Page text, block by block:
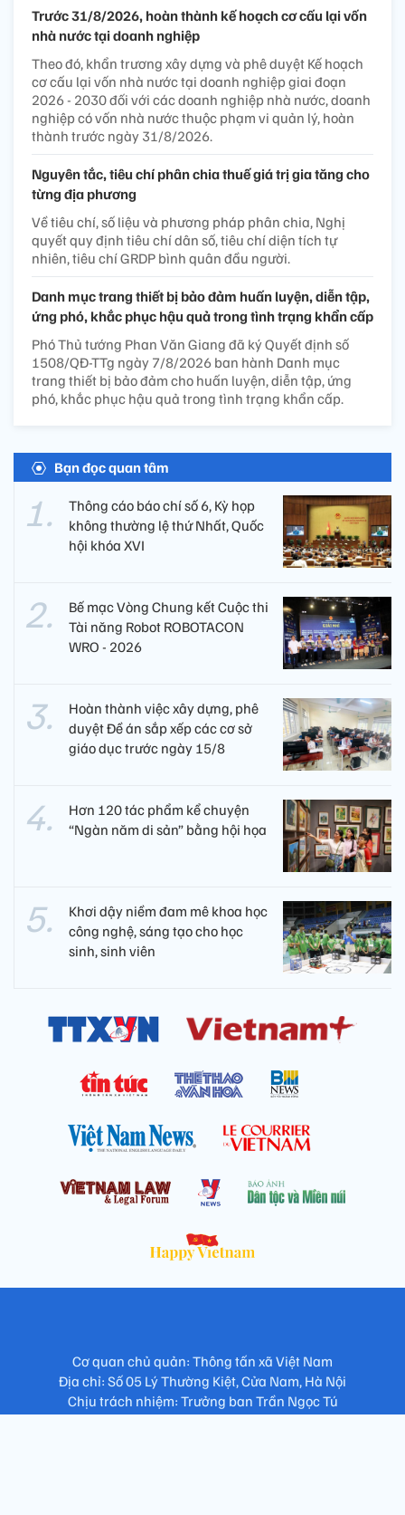
Trước 31/8/2026, hoàn thành kế hoạch cơ cấu lại vốn
nhà nước tại doanh nghiệp
Theo đó, khẩn trương xây dựng và phê duyệt Kế hoạch
cơ cấu lại vốn nhà nước tại doanh nghiệp giai đoạn
2026 - 2030 đối với các doanh nghiệp nhà nước, doanh
nghiệp có vốn nhà nước thuộc phạm vi quản lý, hoàn
thành trước ngày 31/8/2026.
Nguyên tắc, tiêu chí phân chia thuế giá trị gia tăng cho
từng địa phương
Về tiêu chí, số liệu và phương pháp phân chia, Nghị
quyết quy định tiêu chí dân số, tiêu chí diện tích tự
nhiên, tiêu chí GRDP bình quân đầu người.
Danh mục trang thiết bị bảo đảm huấn luyện, diễn tập,
ứng phó, khắc phục hậu quả trong tình trạng khẩn cấp
Phó Thủ tướng Phan Văn Giang đã ký Quyết định số
1508/QĐ-TTg ngày 7/8/2026 ban hành Danh mục
trang thiết bị bảo đảm cho huấn luyện, diễn tập, ứng
phó, khắc phục hậu quả trong tình trạng khẩn cấp.
Bạn đọc quan tâm
Thông cáo báo chí số 6, Kỳ họp
không thường lệ thứ Nhất, Quốc
hội khóa XVI
Bế mạc Vòng Chung kết Cuộc thi
Tài năng Robot ROBOTACON
WRO - 2026
Hoàn thành việc xây dựng, phê
duyệt Đề án sắp xếp các cơ sở
giáo dục trước ngày 15/8
Hơn 120 tác phẩm kể chuyện
“Ngàn năm di sản” bằng hội họa
Khơi dậy niềm đam mê khoa học
công nghệ, sáng tạo cho học
sinh, sinh viên
Cơ quan chủ quản: Thông tấn xã Việt Nam
Địa chỉ: Số 05 Lý Thường Kiệt, Cửa Nam, Hà Nội